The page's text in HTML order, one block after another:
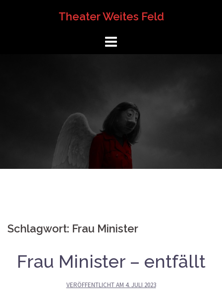
Theater Weites Feld
Schlagwort: Frau Minister
Frau Minister – entfällt
VERÖFFENTLICHT AM 4. JULI 2023